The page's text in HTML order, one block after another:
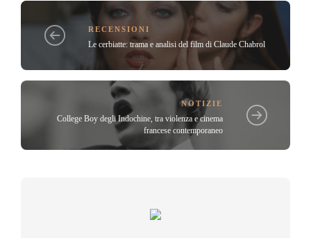
RECENSIONI
Le cerbiatte: trama e analisi del film di Claude Chabrol
NOTIZIE
College Boy degli Indochine, tra violenza e cinema
francese contemporaneo